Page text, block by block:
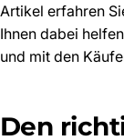
Artikel erfahren
Ihnen dabei
und mit den
Den